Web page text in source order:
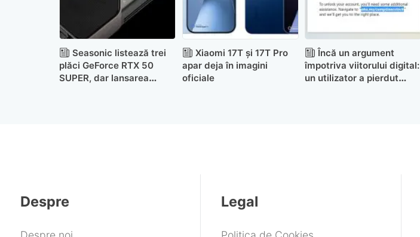
Seasonic listează trei
plăci GeForce RTX 50
SUPER, dar lansarea
Xiaomi 17T și 17T Pro
apar deja în imagini
oficiale
Încă un argument
împotriva viitorului digital:
un utilizator a pierdut
Despre Legal